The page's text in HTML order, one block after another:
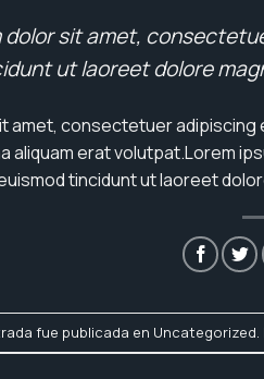
dolor sit amet,
ut laoreet dolore
amet, consectetuer adipiscing
aliquam erat volutpat.Lorem
tincidunt ut laoreet
fue publicada en Uncategorized